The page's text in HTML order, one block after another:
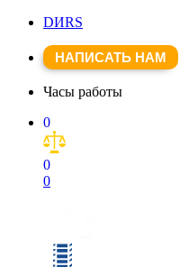
DИRS
НАПИСАТЬ НАМ
Часы работы
0
0
0